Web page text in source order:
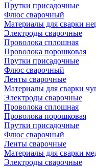
Прутки присадочные
Флюс сварочный
Материалы для сварки
Электроды сварочные
Проволока сплошная
Проволока порошковая
Прутки присадочные
Флюс сварочный
Ленты сварочные
Материалы для сварки
Электроды сварочные
Проволока сплошная
Проволока порошковая
Прутки присадочные
Флюс сварочный
Ленты сварочные
Материалы для сварки
Электроды сварочные